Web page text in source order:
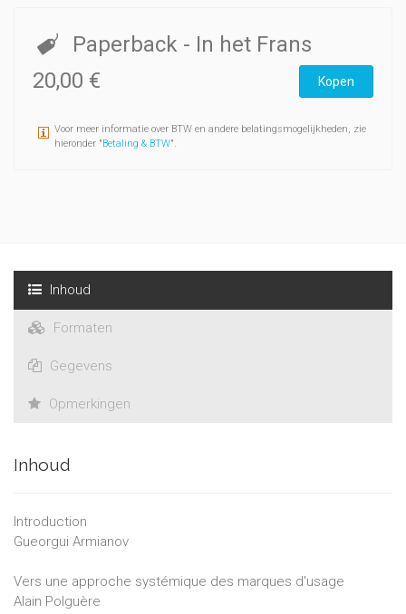
Paperback - In het Frans
20,00 €
Kopen
Voor meer informatie over BTW en andere belatingsmogelijkheden, zie
hieronder "Betaling & BTW".
Inhoud
Formaten
Gegevens
Opmerkingen
Inhoud
Introduction
Gueorgui Armianov
Vers une approche systémique des marques d'usage
Alain Polguère